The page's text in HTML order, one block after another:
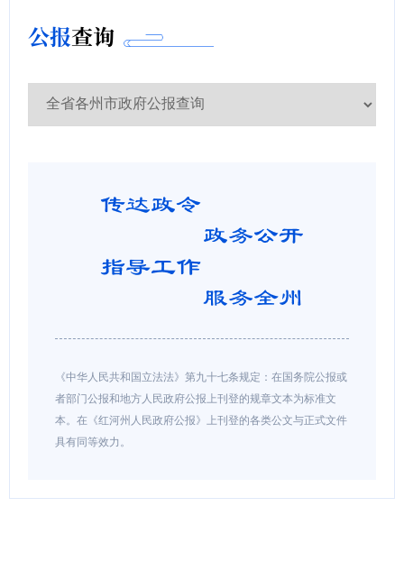
公报查询
《中华人民共和国立法法》第九十七条规定：在国务院公报或
者部门公报和地方人民政府公报上刊登的规章文本为标准文
本。在《红河州人民政府公报》上刊登的各类公文与正式文件
具有同等效力。